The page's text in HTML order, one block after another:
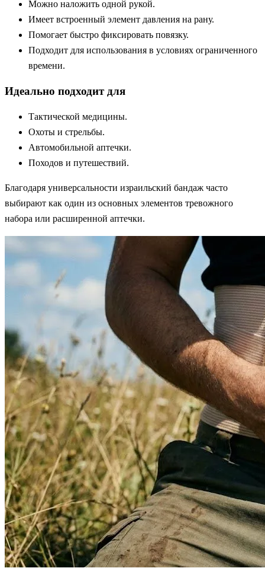
Можно наложить одной рукой.
Имеет встроенный элемент давления на рану.
Помогает быстро фиксировать повязку.
Подходит для использования в условиях ограниченного
времени.
Идеально подходит для
Тактической медицины.
Охоты и стрельбы.
Автомобильной аптечки.
Походов и путешествий.
Благодаря универсальности израильский бандаж часто
выбирают как один из основных элементов тревожного
набора или расширенной аптечки.